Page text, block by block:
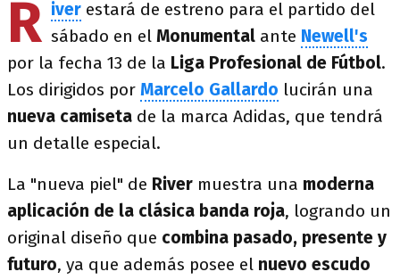
R iver estará de estreno para el partido del
sábado en el Monumental ante Newell's
por la fecha 13 de la Liga Profesional de Fútbol.
Los dirigidos por Marcelo Gallardo lucirán una
nueva camiseta de la marca Adidas, que tendrá
un detalle especial.
La "nueva piel" de River muestra una moderna
aplicación de la clásica banda roja, logrando un
original diseño que combina pasado, presente y
futuro, ya que además posee el nuevo escudo